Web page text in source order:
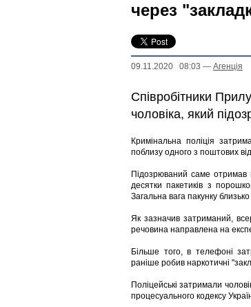
через
09.11.2020 08:03 — Агенцiя
Співробітники
чоловіка, який
Кримінальна поліція
поблизу одного з поштових
Підозрюваний саме отримав
десятки пакетиків з
Загальна вага пакунку близько
Як зазначив затриманий,
речовина направлена на
Більше того, в телефоні
раніше робив наркотичні
Поліцейські затримали
процесуального кодексу